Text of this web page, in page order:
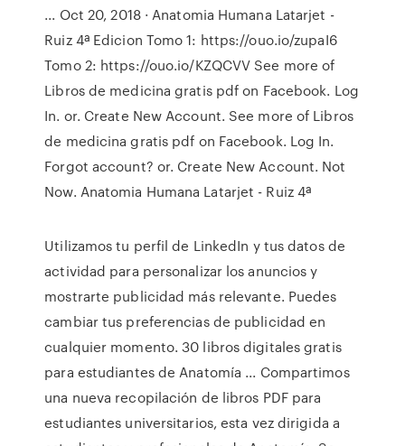
... Oct 20, 2018 · Anatomia Humana Latarjet -
Ruiz 4ª Edicion Tomo 1: https://ouo.io/zupaI6
Tomo 2: https://ouo.io/KZQCVV See more of
Libros de medicina gratis pdf on Facebook. Log
In. or. Create New Account. See more of Libros
de medicina gratis pdf on Facebook. Log In.
Forgot account? or. Create New Account. Not
Now. Anatomia Humana Latarjet - Ruiz 4ª
Utilizamos tu perfil de LinkedIn y tus datos de
actividad para personalizar los anuncios y
mostrarte publicidad más relevante. Puedes
cambiar tus preferencias de publicidad en
cualquier momento. 30 libros digitales gratis
para estudiantes de Anatomía ... Compartimos
una nueva recopilación de libros PDF para
estudiantes universitarios, esta vez dirigida a